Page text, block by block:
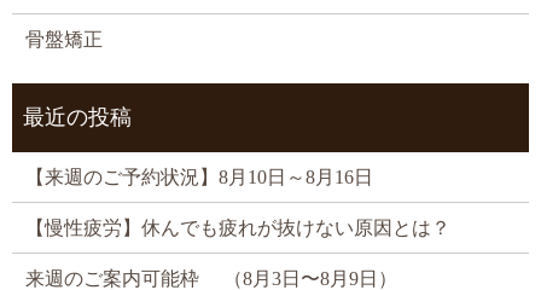
骨盤矯正
最近の投稿
【来週のご予約状況】8月10日～8月16日
【慢性疲労】休んでも疲れが抜けない原因とは？
来週のご案内可能枠 （8月3日〜8月9日）